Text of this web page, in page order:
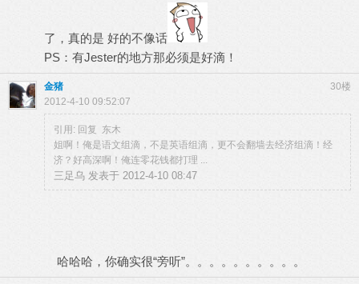
了，真的是 好的不像话
PS：有Jester的地方那必须是好滴！
30楼
金猪
2012-4-10 09:52:07
引用: 回复 东木
姐啊！俺是语文组滴，不是英语组滴，更不会翻墙去经济组滴！经
济？好高深啊！俺连零花钱都打理 ...
三足乌 发表于 2012-4-10 08:47
哈哈哈，你确实很“旁听”。。。。。。。。。。